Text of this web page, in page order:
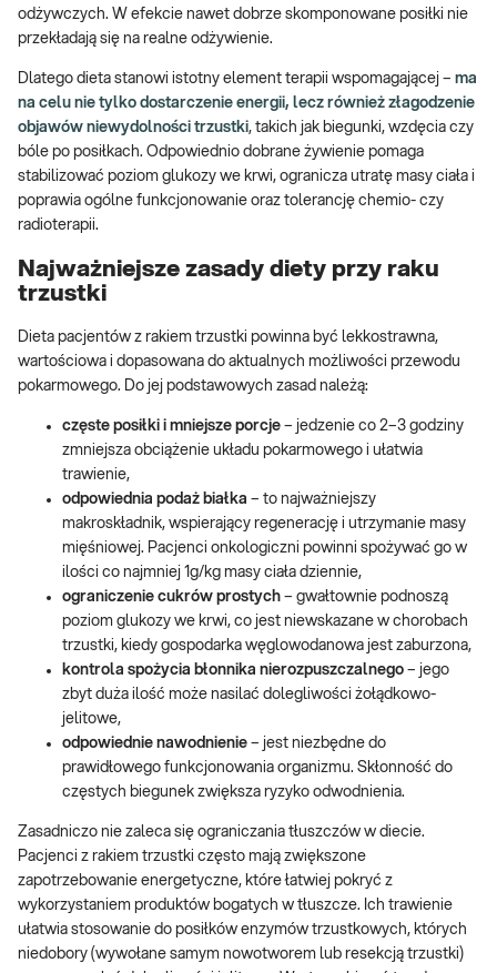
odżywczych. W efekcie nawet dobrze skomponowane posiłki nie
przekładają się na realne odżywienie.
Dlatego dieta stanowi istotny element terapii wspomagającej – ma
na celu nie tylko dostarczenie energii, lecz również złagodzenie
objawów niewydolności trzustki, takich jak biegunki, wzdęcia czy
bóle po posiłkach. Odpowiednio dobrane żywienie pomaga
stabilizować poziom glukozy we krwi, ogranicza utratę masy ciała i
poprawia ogólne funkcjonowanie oraz tolerancję chemio- czy
radioterapii.
Najważniejsze zasady diety przy raku
trzustki
Dieta pacjentów z rakiem trzustki powinna być lekkostrawna,
wartościowa i dopasowana do aktualnych możliwości przewodu
pokarmowego. Do jej podstawowych zasad należą:
częste posiłki i mniejsze porcje – jedzenie co 2–3 godziny
zmniejsza obciążenie układu pokarmowego i ułatwia
trawienie,
odpowiednia podaż białka – to najważniejszy
makroskładnik, wspierający regenerację i utrzymanie masy
mięśniowej. Pacjenci onkologiczni powinni spożywać go w
ilości co najmniej 1g/kg masy ciała dziennie,
ograniczenie cukrów prostych – gwałtownie podnoszą
poziom glukozy we krwi, co jest niewskazane w chorobach
trzustki, kiedy gospodarka węglowodanowa jest zaburzona,
kontrola spożycia błonnika nierozpuszczalnego – jego
zbyt duża ilość może nasilać dolegliwości żołądkowo-
jelitowe,
odpowiednie nawodnienie – jest niezbędne do
prawidłowego funkcjonowania organizmu. Skłonność do
częstych biegunek zwiększa ryzyko odwodnienia.
Zasadniczo nie zaleca się ograniczania tłuszczów w diecie.
Pacjenci z rakiem trzustki często mają zwiększone
zapotrzebowanie energetyczne, które łatwiej pokryć z
wykorzystaniem produktów bogatych w tłuszcze. Ich trawienie
ułatwia stosowanie do posiłków enzymów trzustkowych, których
niedobory (wywołane samym nowotworem lub resekcją trzustki)